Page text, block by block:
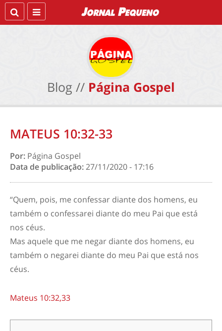
Blog // Página Gospel
MATEUS 10:32-33
Por: Página Gospel
Data de publicação:27/11/2020 - 17:16
“Quem, pois, me confessar diante dos homens, eu
também o confessarei diante do meu Pai que está
nos céus.
Mas aquele que me negar diante dos homens, eu
também o negarei diante do meu Pai que está nos
céus.
Mateus 10:32,33